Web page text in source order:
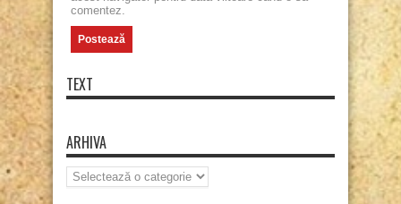
comentez.
TEXT
ARHIVA
Arhiva